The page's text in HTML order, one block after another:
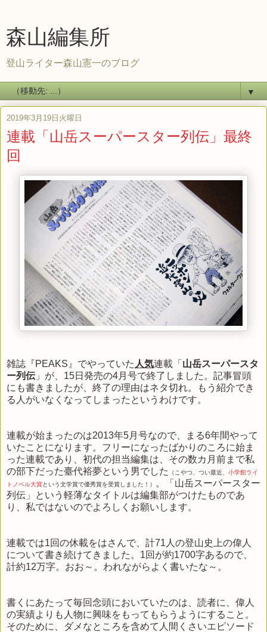
森山編集所
登山ライター森山憲一のブログ
▼
2019年3月19日火曜日
連載「山岳スーパースター列伝」最終
回
雑誌『PEAKS』でやっていた 人気連載「 山岳スーパースタ
ー列伝」が、15日発売の4月号で終了しました。記事冒頭
にも書きましたが、終了の理由はネタ切れ。もう紹介でき
る人がいなくなってしまったというわけです。
連載が始まったのは2013年5月号なので、まる6年間やって
いたことになります。フリーになったばかりのころに始ま
った連載であり、初代の担当編集は、その数カ月前まで私
の部下だった臺代裕夢という男でした
（こやつ、つい最近、 小学館ライ
トノベル大賞という文学賞で優秀賞を受賞しました！）
。「山岳スーパースター
列伝」という軽薄なタイトルは編集部がつけたものであ
り、私ではないのでよろしくお願いします。
連載では1回の休載をはさんで、計71人の登山史上の偉人
について書き続けてきました。1回が約1700字あるので、
計約12万字。おお～。われながらよく書いたな～。
書くにあたって毎回念頭においていたのは、読者に、偉人
の実績よりも人物に興味をもってもらうようにすること。
そのために、ダメなところを含めて人間くさいエピソード